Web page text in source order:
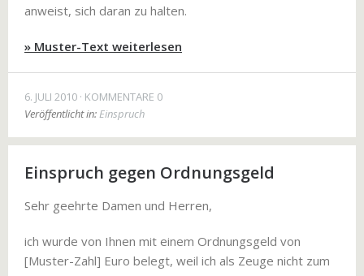
anweist, sich daran zu halten.
» Muster-Text weiterlesen
6. JULI 2010 KOMMENTARE 0
Veröffentlicht in:Einspruch
Einspruch gegen Ordnungsgeld
Sehr geehrte Damen und Herren,
ich wurde von Ihnen mit einem Ordnungsgeld von
[Muster-Zahl] Euro belegt, weil ich als Zeuge nicht zum